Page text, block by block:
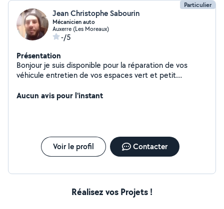
Particulier
Jean Christophe Sabourin
Mécanicien auto
Auxerre (Les Moreaux)
-/5
Présentation
Bonjour je suis disponible pour la réparation de vos
véhicule entretien de vos espaces vert et petit
Aucun avis pour l'instant
Voir le profil Contacter
Réalisez vos Projets !